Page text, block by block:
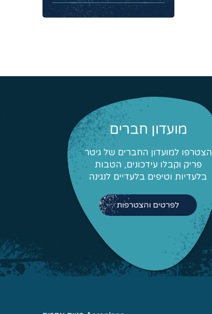
מועדון חברים
הצטרפו למועדון החברים של גיטר
פריק וקבלו עידכונים, הטבות
בלעדיות וטיפים בלעדיים לנגינה
לפרטים והצטרפות